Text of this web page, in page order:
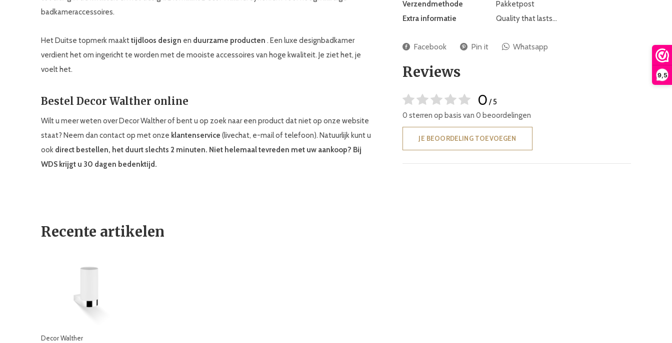
9,5
badkameraccessoires.
Het Duitse topmerk maakttijdloos design en duurzame producten . Een luxe designbadkamer
verdient het om ingericht te worden met de mooiste accessoires van hoge kwaliteit. Je ziet het, je
voelt het.
Bestel Decor Walther online
Wilt u meer weten over Decor Walther of bent u op zoek naar een product dat niet op onze website
staat? Neem dan contact op met onze klantenservice (livechat, e-mail of telefoon). Natuurlijk kunt u
ook direct bestellen, het duurt slechts 2 minuten. Niet helemaal tevreden met uw aankoop? Bij
WDS krijgt u 30 dagen bedenktijd.
Verzendmethode
Pakketpost
Extra informatie
Quality that lasts…
Facebook Pin it Whatsapp
Reviews
0 / 5
0 sterren op basis van 0 beoordelingen
JE BEOORDELING TOEVOEGEN
Recente artikelen
Decor Walther